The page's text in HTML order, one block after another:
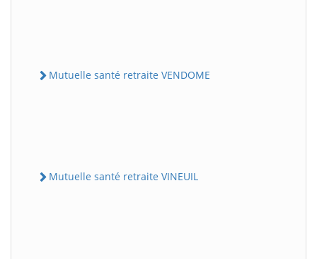
Mutuelle santé retraite VENDOME
Mutuelle santé retraite VINEUIL